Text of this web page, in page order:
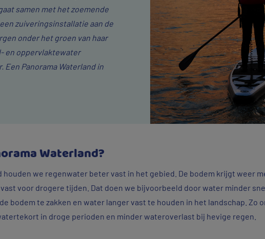
samen met het zoemende
zuiveringsinstallatie aan de
onder het groen van haar
en oppervlaktewater
Panorama Waterland in
Waterland?
houden we regenwater beter vast in het gebied. De bodem krijgt weer
voor drogere tijden. Dat doen we bijvoorbeeld door water minder
bodem te zakken en water langer vast te houden in het landschap. Zo
in droge perioden en minder wateroverlast bij hevige regen.